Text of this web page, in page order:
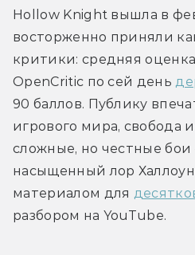
Hollow Knight вышла в
восторженно приняли
критики: средняя
OpenCritic по сей день
90 баллов. Публику
игрового мира, свобода
сложные, но честные
насыщенный лор
материалом для
разбором на YouTube.